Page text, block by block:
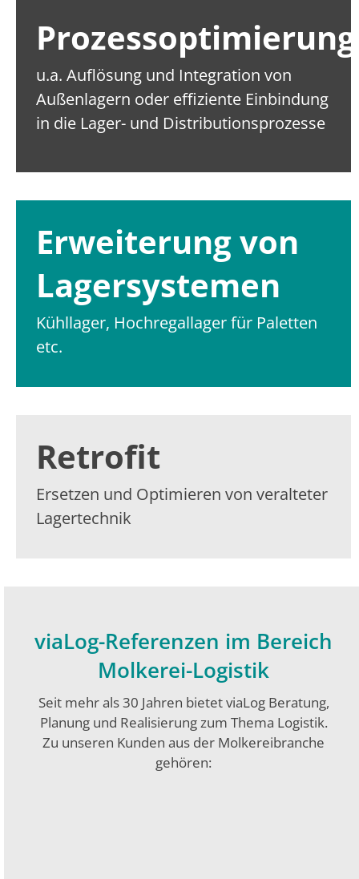
Prozessoptimierung
u.a. Auflösung und Integration von
Außenlagern oder effiziente Einbindung
in die Lager- und Distributionsprozesse
Erweiterung von
Lagersystemen
Kühllager, Hochregallager für Paletten
etc.
Retrofit
Ersetzen und Optimieren von veralteter
Lagertechnik
viaLog-Referenzen im Bereich
Molkerei-Logistik
Seit mehr als 30 Jahren bietet viaLog Beratung,
Planung und Realisierung zum Thema Logistik.
Zu unseren Kunden aus der Molkereibranche
gehören: